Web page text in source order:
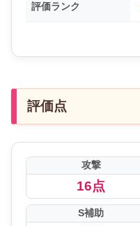
評価ランク
評価点
攻撃
16点
S補助